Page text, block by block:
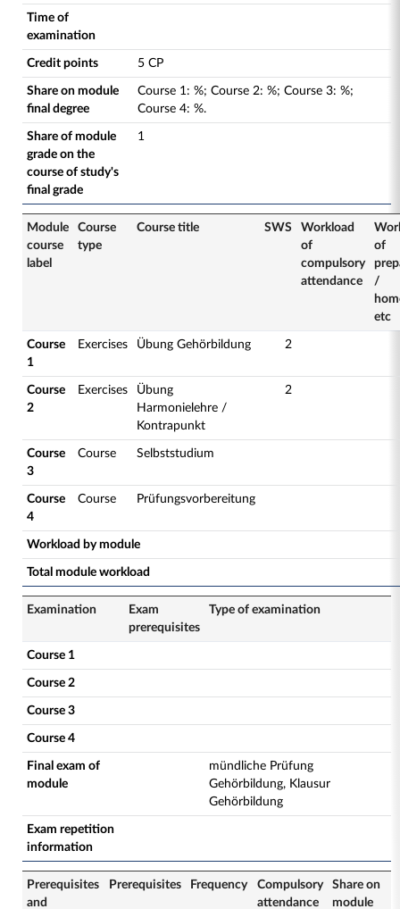
Time of
examination
Credit points 5 CP
Share on module
final degree
Course 1: %; Course 2: %; Course 3: %;
Course 4: %.
Share of module
grade on the
course of study's
final grade
1
Module
course
label
Course
type
Course title SWS
Workload
of
compulsory
attendance
of
/
etc
Course
1
Exercises Übung Gehörbildung 2
Course
2
Exercises
Übung
Harmonielehre /
Kontrapunkt
2
Course
3
Course Selbststudium
Course
4
Course Prüfungsvorbereitung
Workload by module
Total module workload
Examination
Exam
prerequisites
Type of examination
Course 1
Course 2
Course 3
Course 4
Final exam of
module
mündliche Prüfung
Gehörbildung, Klausur
Gehörbildung
Exam repetition
information
Prerequisites
and
Prerequisites Frequency
Compulsory
attendance
Share on
module